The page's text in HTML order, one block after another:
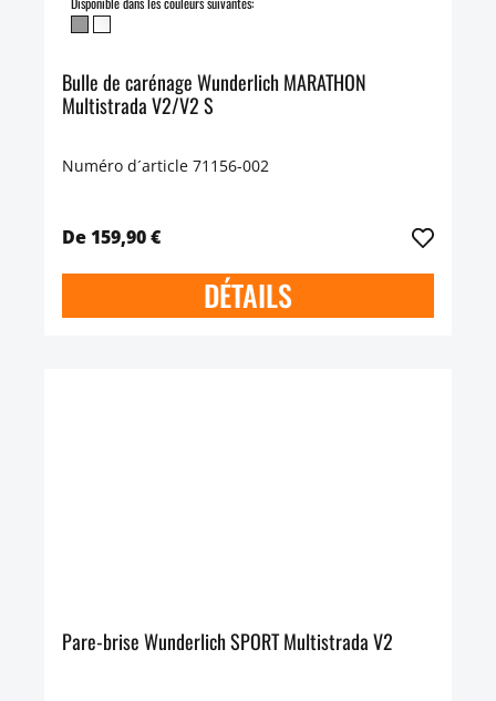
Bulle de carénage Wunderlich MARATHON
Multistrada V2/V2 S
Numéro d´article 71156-002
De 159,90 €
DÉTAILS
Pare-brise Wunderlich SPORT Multistrada V2